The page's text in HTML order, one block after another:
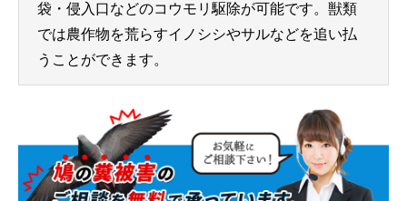
袋・侵入口などのコウモリ駆除が可能です。獣類
では農作物を荒らすイノシシやサルなどを追い払
うことができます。